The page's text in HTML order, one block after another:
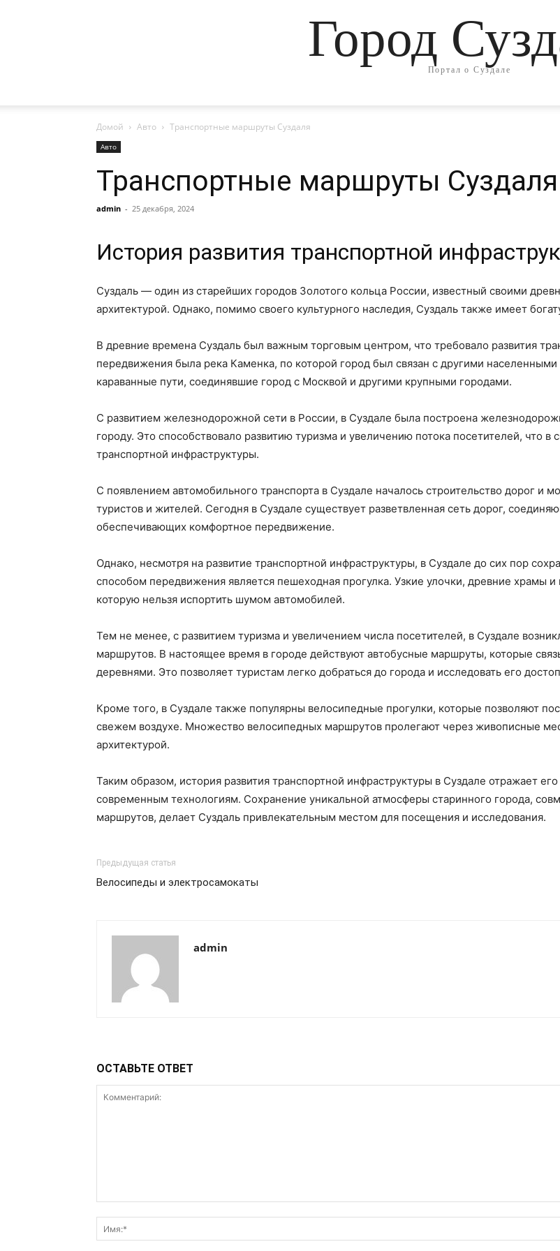
Город
Портал о Суздале
Домой Авто Транспортные маршруты Суздаля
Авто
Транспортные маршруты Суздаля
admin - 25 декабря, 2024
История развития транспортной
Суздаль — один из старейших городов Золотого кольца России, известный своими
архитектурой. Однако, помимо своего культурного наследия, Суздаль также имеет
В древние времена Суздаль был важным торговым центром, что требовало развития
передвижения была река Каменка, по которой город был связан с другими
караванные пути, соединявшие город с Москвой и другими крупными городами.
С развитием железнодорожной сети в России, в Суздале была построена
городу. Это способствовало развитию туризма и увеличению потока посетителей, что
транспортной инфраструктуры.
С появлением автомобильного транспорта в Суздале началось строительство дорог и
туристов и жителей. Сегодня в Суздале существует разветвленная сеть дорог,
обеспечивающих комфортное передвижение.
Однако, несмотря на развитие транспортной инфраструктуры, в Суздале до сих пор
способом передвижения является пешеходная прогулка. Узкие улочки, древние храмы
которую нельзя испортить шумом автомобилей.
Тем не менее, с развитием туризма и увеличением числа посетителей, в Суздале
маршрутов. В настоящее время в городе действуют автобусные маршруты, которые
деревнями. Это позволяет туристам легко добраться до города и исследовать его
Кроме того, в Суздале также популярны велосипедные прогулки, которые позволяют
свежем воздухе. Множество велосипедных маршрутов пролегают через живописные
архитектурой.
Таким образом, история развития транспортной инфраструктуры в Суздале отражает
современным технологиям. Сохранение уникальной атмосферы старинного города,
маршрутов, делает Суздаль привлекательным местом для посещения и исследования.
Предыдущая статья
Велосипеды и электросамокаты
admin
ОСТАВЬТЕ ОТВЕТ